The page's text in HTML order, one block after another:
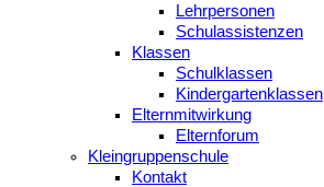
Lehrpersonen
Schulassistenzen
Klassen
Schulklassen
Kindergartenklassen
Elternmitwirkung
Elternforum
Kleingruppenschule
Kontakt